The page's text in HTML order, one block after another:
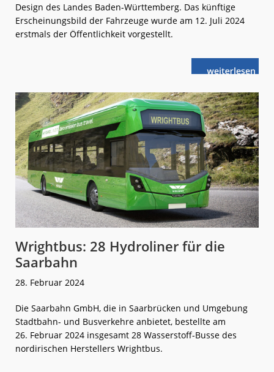
Design des Landes Baden-Württemberg. Das künftige
Erscheinungsbild der Fahrzeuge wurde am 12. Juli 2024
erstmals der Öffentlichkeit vorgestellt.
weiterlese
nRSBNA:
Wrightbus: 28 Hydroliner für die
Saarbahn
28. Februar 2024
Die Saarbahn GmbH, die in Saarbrücken und Umgebung
Stadtbahn- und Busverkehre anbietet, bestellte am
26. Februar 2024 insgesamt 28 Wasserstoff-Busse des
nordirischen Herstellers Wrightbus.